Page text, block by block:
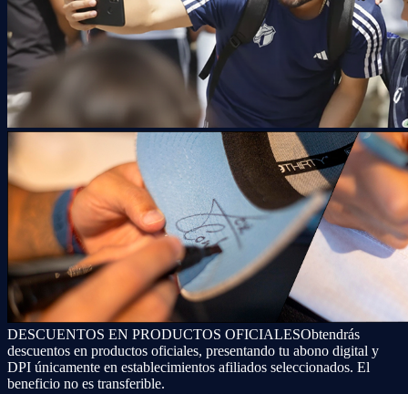
DESCUENTOS EN PRODUCTOS OFICIALESObtendrás
descuentos en productos oficiales, presentando tu abono digital y
DPI únicamente en establecimientos afiliados seleccionados. El
beneficio no es transferible.